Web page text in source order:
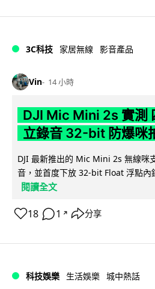
3C科技 家居無線 影音產品
Vin 14 小時
DJI Mic Mini 2s 實測
立錄音 32-bit 防爆咪
DJI 最新推出的 Mic Mini 2s 無線咪
音，並首度下放 32-bit Float 浮點內
閱讀全文
18 1 ↗ 分享
科技娛樂 生活娛樂 城中熱話